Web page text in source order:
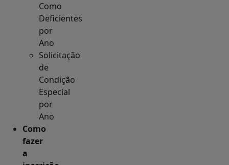
Como
Deficientes
por
Ano
Solicitação
de
Condição
Especial
por
Ano
Como
fazer
a